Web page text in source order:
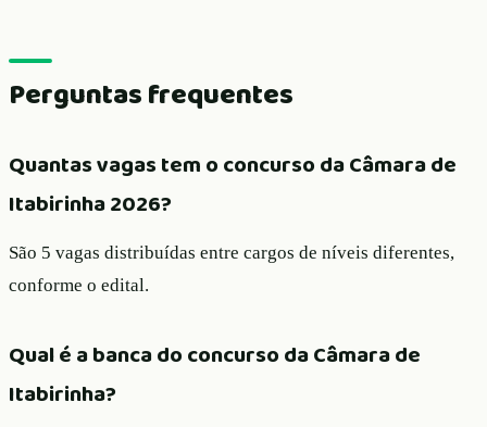
Perguntas frequentes
Quantas vagas tem o concurso da Câmara de
Itabirinha 2026?
São 5 vagas distribuídas entre cargos de níveis diferentes,
conforme o edital.
Qual é a banca do concurso da Câmara de
Itabirinha?